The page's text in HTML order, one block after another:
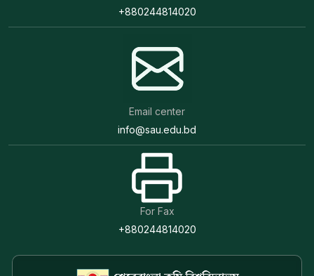
+880244814020
Email center
info@sau.edu.bd
For Fax
+880244814020